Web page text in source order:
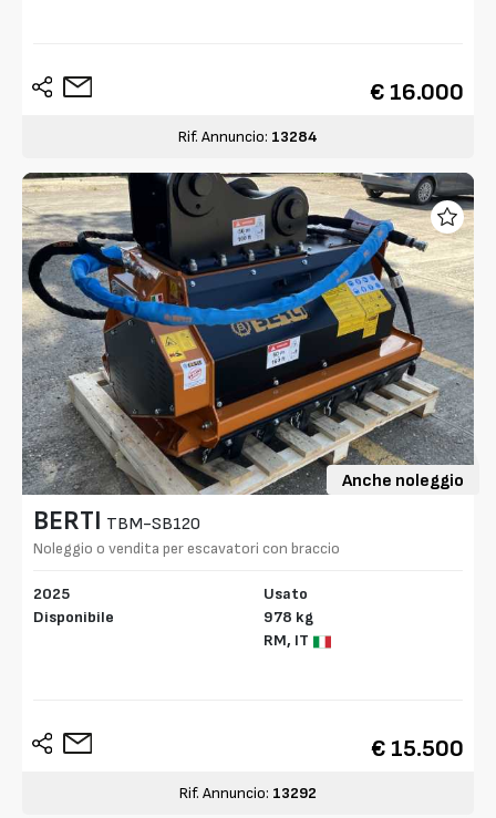
€ 16.000
Rif. Annuncio: 13284
Anche noleggio
BERTI TBM-SB120
Noleggio o vendita per escavatori con braccio
2025
Disponibile
Usato
978 kg
RM, IT
€ 15.500
Rif. Annuncio: 13292